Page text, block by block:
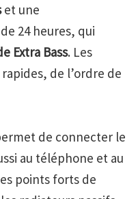
et une
24 heures, qui
Extra Bass. Les
de l’ordre de
de connecter le
au téléphone et au
points forts de